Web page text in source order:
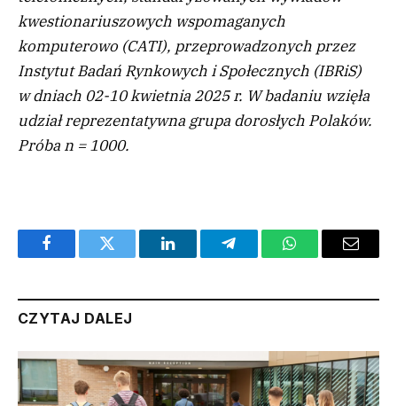
kwestionariuszowych wspomaganych
komputerowo (CATI), przeprowadzonych przez
Instytut Badań Rynkowych i Społecznych (IBRiS)
w dniach 02-10 kwietnia 2025 r. W badaniu wzięła
udział reprezentatywna grupa dorosłych Polaków.
Próba n = 1000.
FacebookTwitter LinkedInTelegramWhatsAppEmail
CZYTAJ DALEJ